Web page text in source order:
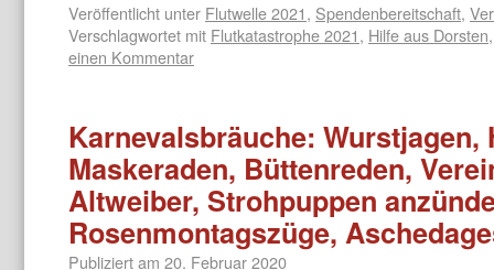
Veröffentlicht unter Flutwelle 2021, Spendenbereitschaft,
Verschlagwortet mit Flutkatastrophe 2021, Hilfe aus Dorsten
einen Kommentar
Karnevalsbräuche: Wurstjagen,
Maskeraden, Büttenreden,
Altweiber, Strohpuppen
Rosenmontagszüge,
Publiziert am 20. Februar 2020